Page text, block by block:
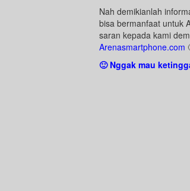
Nah demikianlah
bisa bermanfaat untuk
saran kepada kami
Arenasmartphone.com
🙂 Nggak mau